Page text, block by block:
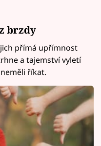
brzdy
přímá upřímnost
a tajemství vyletí
říkat.